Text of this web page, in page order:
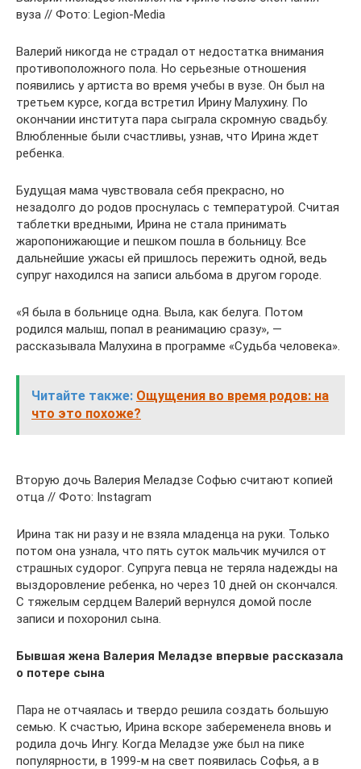
вуза // Фото: Legion-Media
Валерий никогда не страдал от недостатка внимания
противоположного пола. Но серьезные отношения
появились у артиста во время учебы в вузе. Он был на
третьем курсе, когда встретил Ирину Малухину. По
окончании института пара сыграла скромную свадьбу.
Влюбленные были счастливы, узнав, что Ирина ждет
ребенка.
Будущая мама чувствовала себя прекрасно, но
незадолго до родов проснулась с температурой. Считая
таблетки вредными, Ирина не стала принимать
жаропонижающие и пешком пошла в больницу. Все
дальнейшие ужасы ей пришлось пережить одной, ведь
супруг находился на записи альбома в другом городе.
«Я была в больнице одна. Выла, как белуга. Потом
родился малыш, попал в реанимацию сразу», —
рассказывала Малухина в программе «Судьба человека».
Читайте также: Ощущения во время родов: на
что это похоже?
Вторую дочь Валерия Меладзе Софью считают копией
отца // Фото: Instagram
Ирина так ни разу и не взяла младенца на руки. Только
потом она узнала, что пять суток мальчик мучился от
страшных судорог. Супруга певца не теряла надежды на
выздоровление ребенка, но через 10 дней он скончался.
С тяжелым сердцем Валерий вернулся домой после
записи и похоронил сына.
Бывшая жена Валерия Меладзе впервые рассказала
о потере сына
Пара не отчаялась и твердо решила создать большую
семью. К счастью, Ирина вскоре забеременела вновь и
родила дочь Ингу. Когда Меладзе уже был на пике
популярности, в 1999-м на свет появилась Софья, а в